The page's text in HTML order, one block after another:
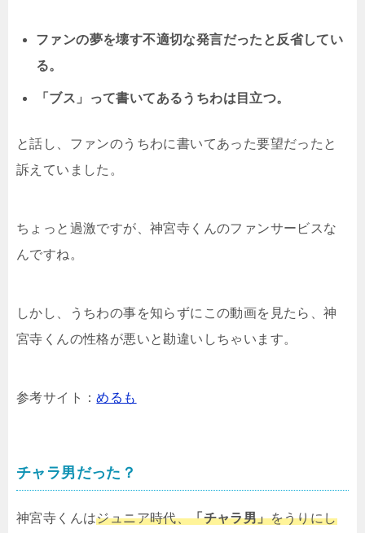
ファンの夢を壊す不適切な発言だったと反省してい
る。
「ブス」って書いてあるうちわは目立つ。
と話し、ファンのうちわに書いてあった要望だったと
訴えていました。
ちょっと過激ですが、神宮寺くんのファンサービスな
んですね。
しかし、うちわの事を知らずにこの動画を見たら、神
宮寺くんの性格が悪いと勘違いしちゃいます。
参考サイト：めるも
チャラ男だった？
神宮寺くんはジュニア時代、「チャラ男」をうりにし